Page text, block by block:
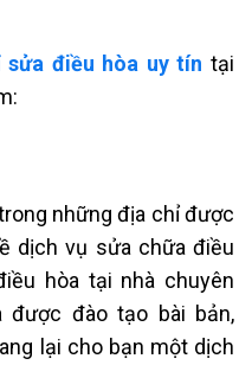
sửa điều hòa uy tín tại
những địa chỉ được
dịch vụ sửa chữa điều
hòa tại nhà chuyên
được đào tạo bài bản,
lại cho bạn một dịch